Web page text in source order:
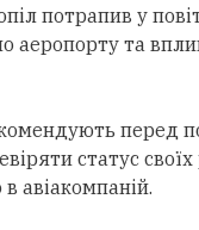
потрапив у
аеропорту та
перед
статус своїх
авіакомпаній.